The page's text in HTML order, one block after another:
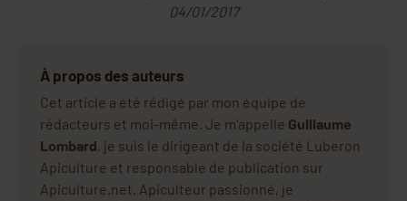
04/01/2017
À propos des auteurs
Cet article a été rédigé par mon équipe de
rédacteurs et moi-même. Je m'appelle Guillaume
Lombard, je suis le dirigeant de la société Luberon
Apiculture et responsable de publication sur
Apiculture.net. Apiculteur passionné, je